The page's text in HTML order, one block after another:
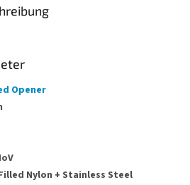
Opener
Nylon + Stainless Steel